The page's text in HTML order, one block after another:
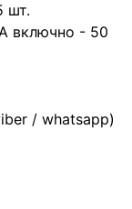
шт.
включно - 50
/ whatsapp)